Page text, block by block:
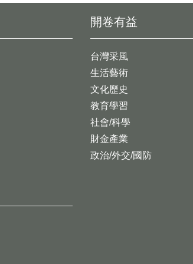
開卷有益
台灣采風
生活藝術
文化歷史
教育學習
社會/科學
財金產業
政治/外交/國防